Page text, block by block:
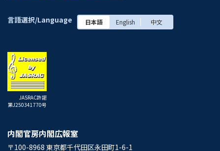
言語選択/Language 日本語 English 中文
JASRAC許諾
第J250341770号
内閣官房内閣広報室
〒100-8968 東京都千代田区永田町1-6-1